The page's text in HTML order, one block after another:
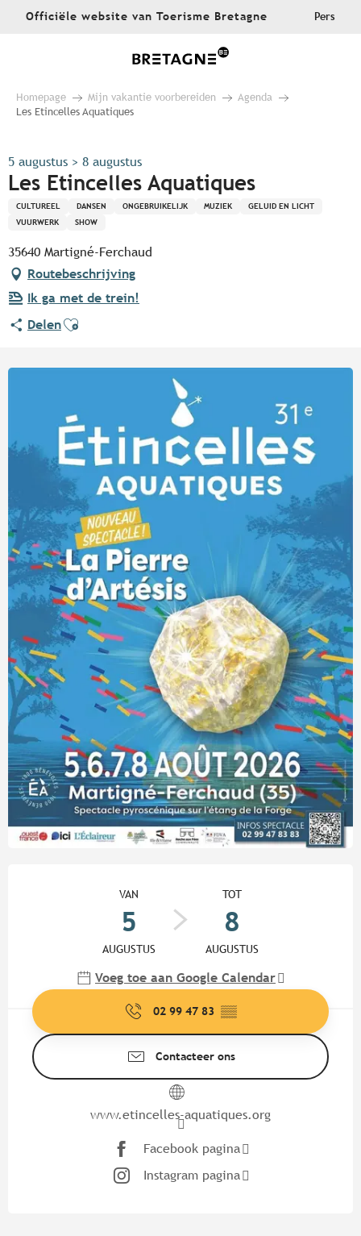
AllerOfficiële website van Toerisme Bretagne Pers
Homepage Mijn vakantie voorbereiden
Agenda
Les Etincelles Aquatiques
5 augustus > 8 augustus
Les Etincelles Aquatiques
CULTUREEL DANSEN ONGEBRUIKELIJK MUZIEK
GELUID EN LICHT
VUURWERK
SHOW
35640 Martigné-Ferchaud
Routebeschrijving
Ik ga met de trein!
DelenAjouter aux favoris
VAN
5
AUGUSTUS
TOT
8
AUGUSTUS
Voeg toe aan Google Calendar
02 99 47 83 ▒▒
Contacteer ons
www.etincelles-aquatiques.org
Facebook pagina
Instagram pagina